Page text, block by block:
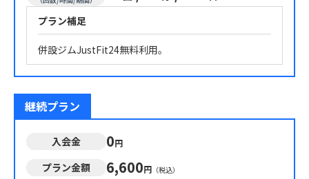
プラン補足
併設ジムJustFit24無料利用。
継続プラン
入会金 0円
プラン金額 6,600円 （税込）